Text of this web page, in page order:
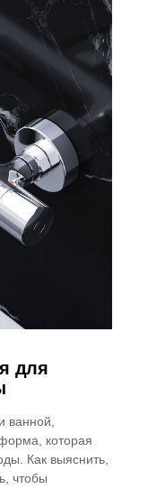
для
ванной,
которая
Как выяснить,
чтобы